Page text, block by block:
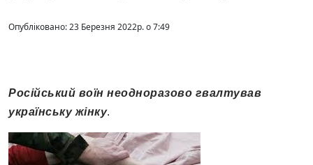
Опубліковано: 23 Березня 2022р. о 7:49
Російський воїн неодноразово гвалтував
українську жінку.